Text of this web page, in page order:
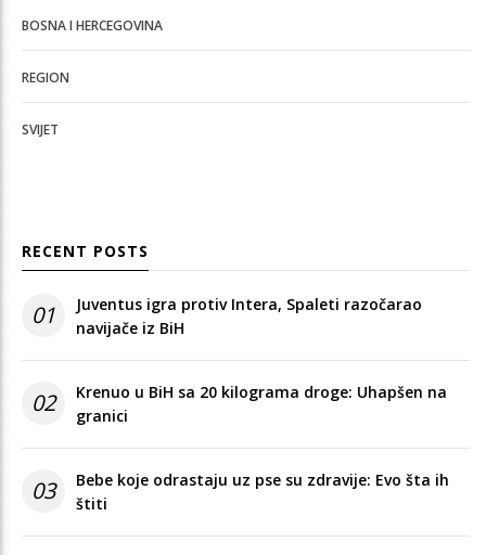
BOSNA I HERCEGOVINA
REGION
SVIJET
RECENT POSTS
01
Juventus igra protiv Intera, Spaleti razočarao
navijače iz BiH
02
Krenuo u BiH sa 20 kilograma droge: Uhapšen na
granici
03
Bebe koje odrastaju uz pse su zdravije: Evo šta ih
štiti